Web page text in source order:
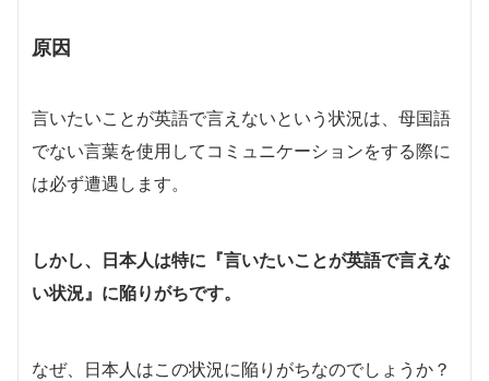
原因
言いたいことが英語で言えないという状況は、母国語
でない言葉を使用してコミュニケーションをする際に
は必ず遭遇します。
しかし、日本人は特に『言いたいことが英語で言えな
い状況 』に陥りがちです。
なぜ、日本人はこの状況に陥りがちなのでしょうか？